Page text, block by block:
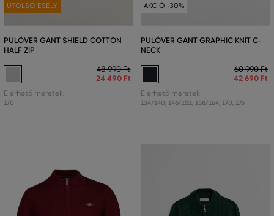
UTOLSÓ ESÉLY
PULÓVER GANT SHIELD COTTON
HALF ZIP
48 990 Ft
24 490 Ft
Elérhető méretek:
170
AKCIÓ -30%
PULÓVER GANT GRAPHIC KNIT C-
NECK
60 990 Ft
42 690 Ft
Elérhető méretek:
134/140, 146/152, 158/164, 170, 176